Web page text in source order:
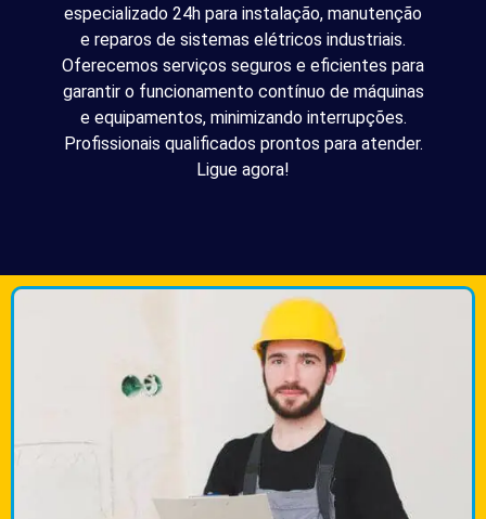
especializado 24h para instalação, manutenção
e reparos de sistemas elétricos industriais.
Oferecemos serviços seguros e eficientes para
garantir o funcionamento contínuo de máquinas
e equipamentos, minimizando interrupções.
Profissionais qualificados prontos para atender.
Ligue agora!